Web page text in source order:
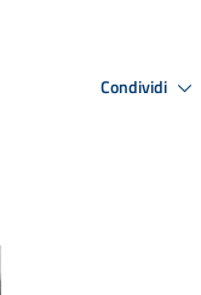
Condividi